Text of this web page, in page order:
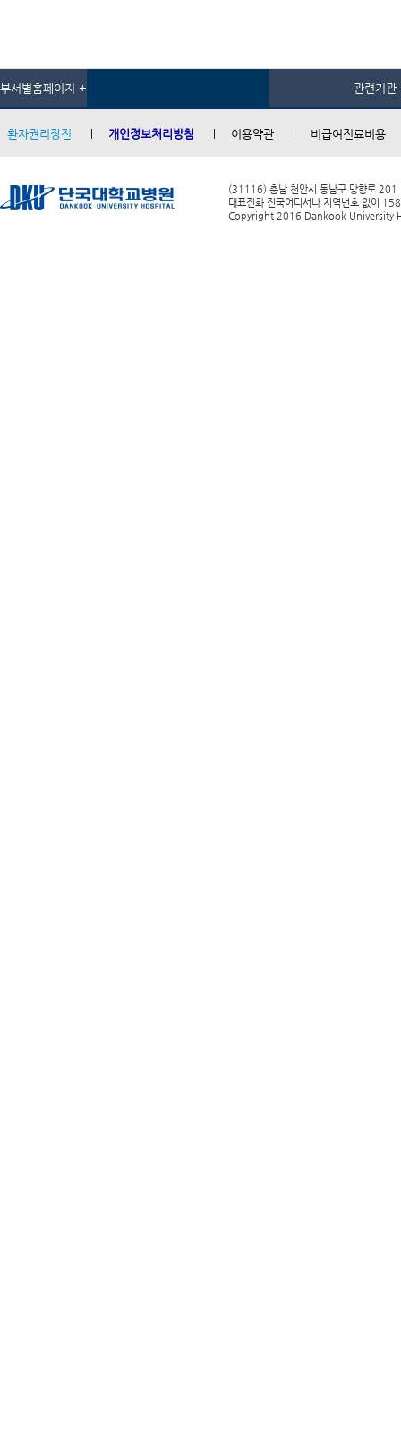
부서별홈페이지 + 관련기관
환자권리장전 개인정보처리방침 이용약관 비급여진료비용
(31116) 충남 천안시 동남구 망향로 201
대표전화 전국어디서나 지역번호 없이
Copyright 2016 Dankook University